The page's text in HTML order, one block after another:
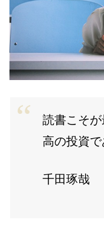
読書こそ
高の投資で
千田琢哉